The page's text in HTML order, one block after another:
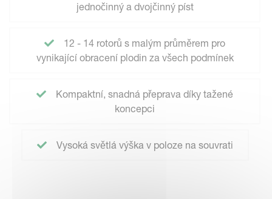
jednočinný a dvojčinný píst
12 - 14 rotorů s malým průměrem pro
vynikající obracení plodin za všech podmínek
Kompaktní, snadná přeprava díky tažené
koncepci
Vysoká světlá výška v poloze na souvrati